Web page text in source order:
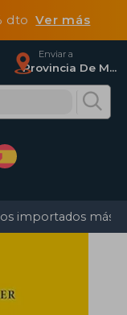
dtoVer más
Enviar a
Provincia De Madrid
importados más